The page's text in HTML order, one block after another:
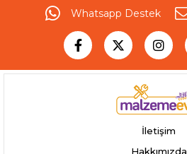
Whatsapp Destek
İletişim
Hakkımızda